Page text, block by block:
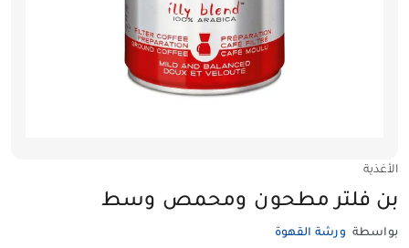
الأغذية
بن فلتر مطحون ومحمص وسط
بواسطة ورشة القهوة